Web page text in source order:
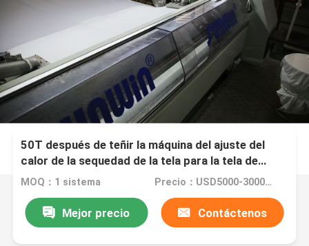
50T después de teñir la máquina del ajuste del
calor de la sequedad de la tela para la tela de
algodón
MOQ：1 sistema Precio：USD5000-300000
Mejor precio Contáctenos